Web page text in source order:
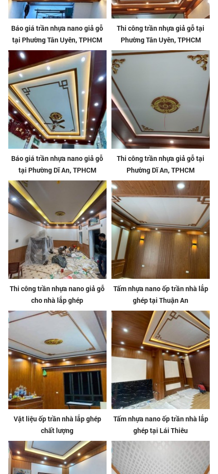
Báo giá trần nhựa nano giả gỗ
tại Phường Tân Uyên, TPHCM
Thi công trần nhựa giả gỗ tại
Phường Tân Uyên, TPHCM
Báo giá trần nhựa nano giả gỗ
tại Phường Dĩ An, TPHCM
Thi công trần nhựa giả gỗ tại
Phường Dĩ An, TPHCM
Thi công trần nhựa nano giả gỗ
cho nhà lắp ghép
Tấm nhựa nano ốp trần nhà lắp
ghép tại Thuận An
Vật liệu ốp trần nhà lắp ghép
chất lượng
Tấm nhựa nano ốp trần nhà lắp
ghép tại Lái Thiêu